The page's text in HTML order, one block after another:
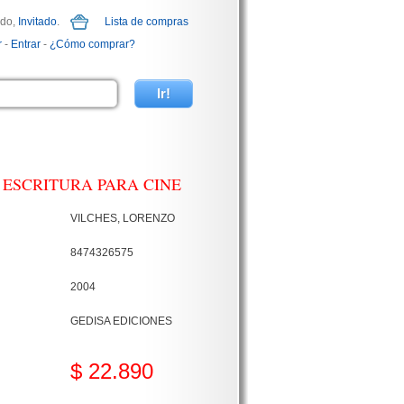
Invitado.
Lista de compras
- Entrar - ¿Cómo comprar?
PARA CINE
VILCHES, LORENZO
8474326575
2004
GEDISA EDICIONES
$ 22.890